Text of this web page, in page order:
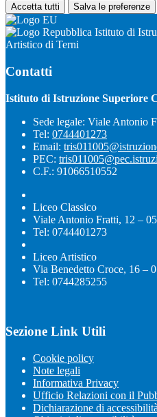
Accetta tutti Salva le preferenze
Istituto di
Artistico di Terni
Contatti
Istituto di Istruzione Superiore
Sede legale: Viale Antonio
Tel: 0744401273
Email:
PEC:
C.F.: 91066510552
Liceo Classico
Viale Antonio Fratti, 12 –
Tel: 0744401273
Liceo Artistico
Via Benedetto Croce, 16 –
Tel: 0744285255
Sezione Link Utili
Cookie policy
Note legali
Informativa Privacy
Ufficio Relazioni con il
Dichiarazione di accessibilità